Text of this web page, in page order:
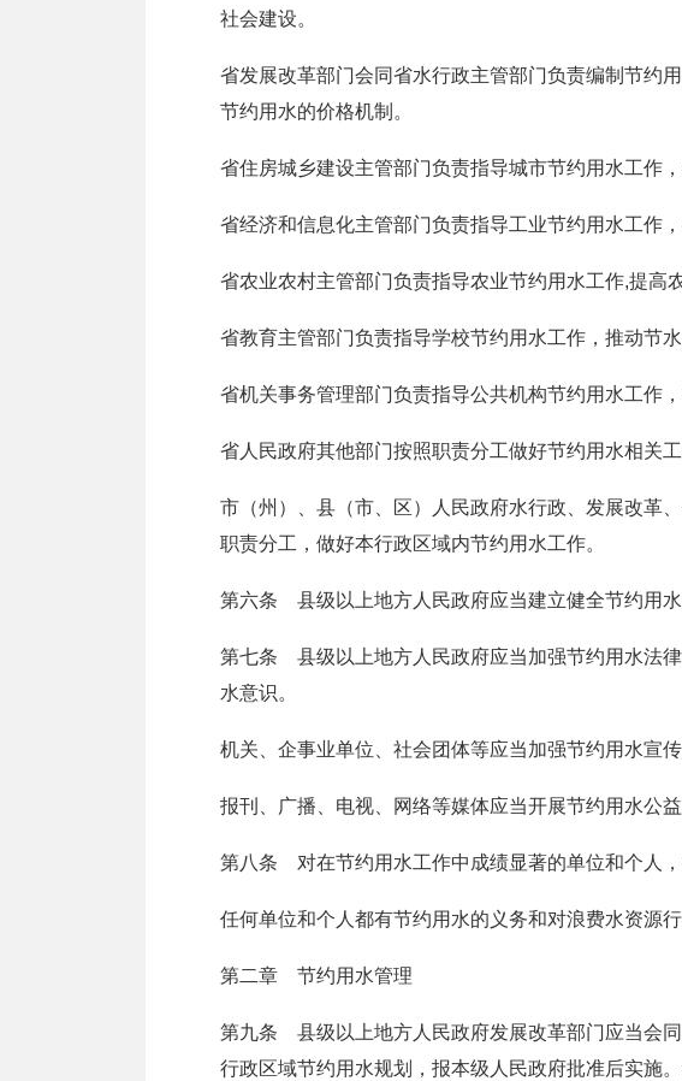
社会建设。
省发展改革部门会同省水行政主管部门负责编制节约
节约用水的价格机制。
省住房城乡建设主管部门负责指导城市节约用水工作
省经济和信息化主管部门负责指导工业节约用水工作
省农业农村主管部门负责指导农业节约用水工作,提高
省教育主管部门负责指导学校节约用水工作，推动节水
省机关事务管理部门负责指导公共机构节约用水工作
省人民政府其他部门按照职责分工做好节约用水相关工
市（州）、县（市、区）人民政府水行政、发展改革
职责分工，做好本行政区域内节约用水工作。
第六条 县级以上地方人民政府应当建立健全节约用
第七条 县级以上地方人民政府应当加强节约用水法
水意识。
机关、企事业单位、社会团体等应当加强节约用水宣
报刊、广播、电视、网络等媒体应当开展节约用水公益
第八条 对在节约用水工作中成绩显著的单位和个人，
任何单位和个人都有节约用水的义务和对浪费水资源行
第二章 节约用水管理
第九条 县级以上地方人民政府发展改革部门应当会
行政区域节约用水规划，报本级人民政府批准后实施